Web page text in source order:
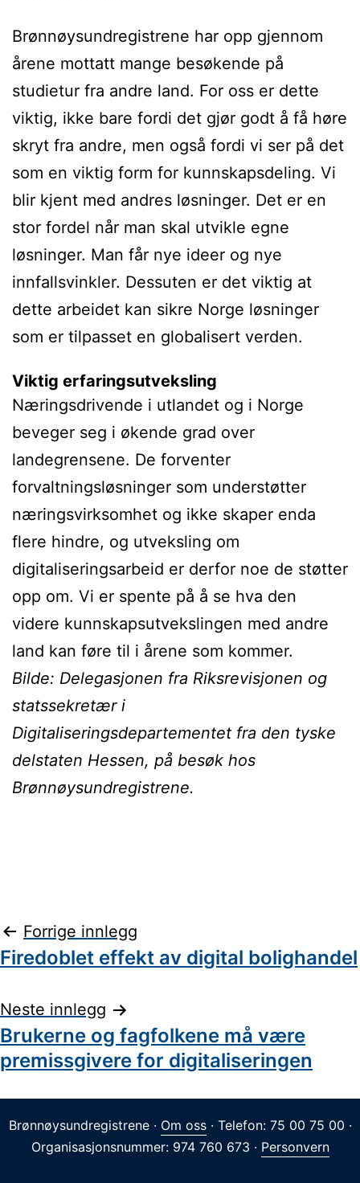
Brønnøysundregistrene har opp gjennom
årene mottatt mange besøkende på
studietur fra andre land. For oss er dette
viktig, ikke bare fordi det gjør godt å få høre
skryt fra andre, men også fordi vi ser på det
som en viktig form for kunnskapsdeling. Vi
blir kjent med andres løsninger. Det er en
stor fordel når man skal utvikle egne
løsninger. Man får nye ideer og nye
innfallsvinkler. Dessuten er det viktig at
dette arbeidet kan sikre Norge løsninger
som er tilpasset en globalisert verden.
Viktig erfaringsutveksling
Næringsdrivende i utlandet og i Norge
beveger seg i økende grad over
landegrensene. De forventer
forvaltningsløsninger som understøtter
næringsvirksomhet og ikke skaper enda
flere hindre, og utveksling om
digitaliseringsarbeid er derfor noe de støtter
opp om. Vi er spente på å se hva den
videre kunnskapsutvekslingen med andre
land kan føre til i årene som kommer.
Bilde: Delegasjonen fra Riksrevisjonen og
statssekretær i
Digitaliseringsdepartementet fra den tyske
delstaten Hessen, på besøk hos
Brønnøysundregistrene.
Innleggsnavigasjon
Forrige innlegg
Firedoblet effekt av digital bolighandel
Neste innlegg
Brukerne og fagfolkene må være
premissgivere for digitaliseringen
Brønnøysundregistrene · Om oss· Telefon: 75 00 75 00 ·
Organisasjonsnummer: 974 760 673 · Personvern